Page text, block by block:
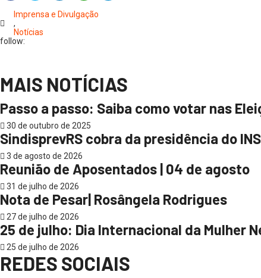
Imprensa e Divulgação
,
Notícias
follow:
MAIS NOTÍCIAS
Passo a passo: Saiba como votar nas
30 de outubro de 2025
SindisprevRS cobra da presidência do
3 de agosto de 2026
Reunião de Aposentados | 04 de agosto
31 de julho de 2026
Nota de Pesar| Rosângela Rodrigues
27 de julho de 2026
25 de julho: Dia Internacional da Mulher
25 de julho de 2026
REDES SOCIAIS